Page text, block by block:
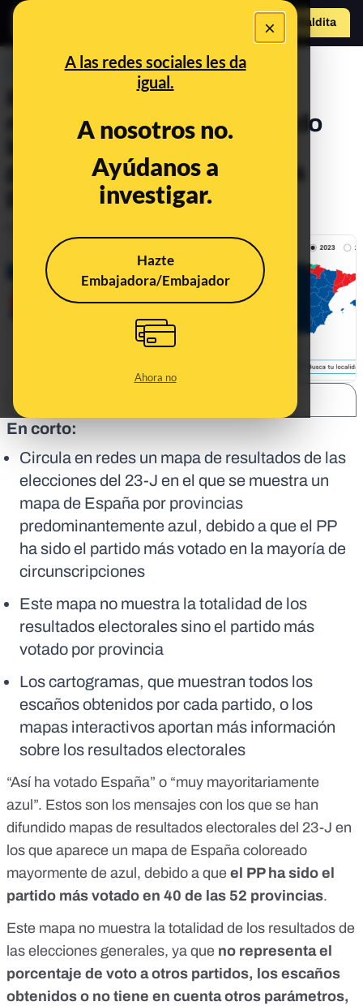
×
A las redes sociales les da
igual.
A nosotros no.
Ayúdanos a
investigar.
Hazte
Embajadora/Embajador
Ahora no
Hazte Maldito
PREBUNKING
Por qué este mapa no
representa lo que han votado
los españoles: muestra el
partido más votado en cada
provincia
En corto:
Circula en redes un mapa de resultados de las
elecciones del 23-J en el que se muestra un
mapa de España por provincias
predominantemente azul, debido a que el PP
ha sido el partido más votado en la mayoría de
circunscripciones
Este mapa no muestra la totalidad de los
resultados electorales sino el partido más
votado por provincia
Los cartogramas, que muestran todos los
escaños obtenidos por cada partido, o los
mapas interactivos aportan más información
sobre los resultados electorales
“Así ha votado España” o “muy mayoritariamente
azul”. Estos son los mensajes con los que se han
difundido mapas de resultados electorales del 23-J en
los que aparece un mapa de España coloreado
mayormente de azul, debido a que el PP ha sido el
partido más votado en 40 de las 52 provincias.
Este mapa no muestra la totalidad de los resultados de
las elecciones generales, ya que no representa el
porcentaje de voto a otros partidos, los escaños
obtenidos o no tiene en cuenta otros parámetros,